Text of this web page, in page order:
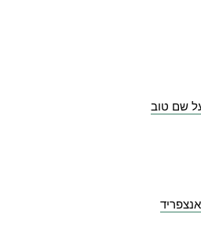
שם טוב